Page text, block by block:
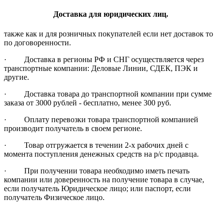
Доставка для юридических лиц.
также как и для розничных покупателей если нет доставок то
по договоренности.
· Доставка в регионы РФ и СНГ осуществляется через
транспортные компании: Деловые Линии, СДЕК, ПЭК и
другие.
· Доставка товара до транспортной компании при сумме
заказа от 3000 рублей - бесплатно, менее 300 руб.
· Оплату перевозки товара транспортной компанией
производит получатель в своем регионе.
· Товар отгружается в течении 2-х рабочих дней с
момента поступления денежных средств на р/с продавца.
· При получении товара необходимо иметь печать
компании или доверенность на получение товара в случае,
если получатель Юридическое лицо; или паспорт, если
получатель Физическое лицо.